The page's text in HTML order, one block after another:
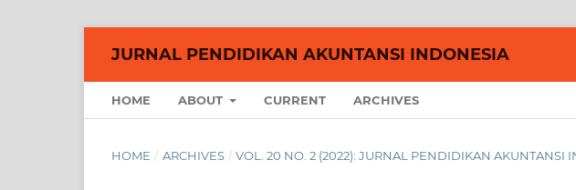
JURNAL PENDIDIKAN AKUNTANSI INDONESIA
HOME ABOUT CURRENT ARCHIVES
HOME / ARCHIVES / VOL. 20 NO. 2 (2022): JURNAL PENDIDIKAN AKUNTANSI